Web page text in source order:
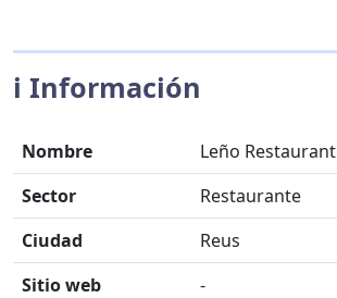
ℹ️ Información
Nombre
Leño Restaurant
Sector
Restaurante
Ciudad
Reus
Sitio web
-